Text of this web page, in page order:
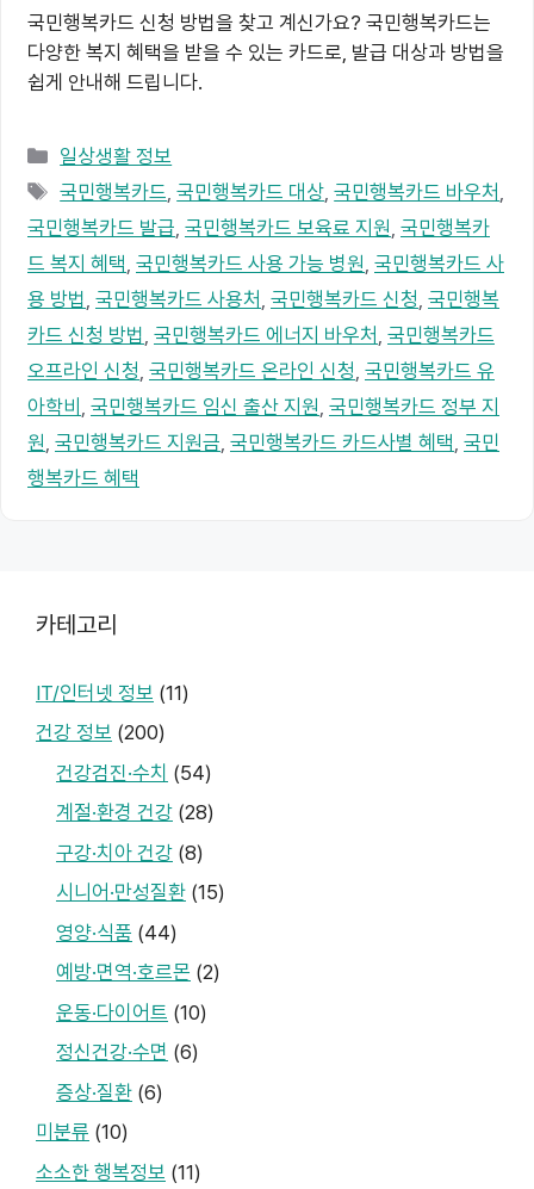
국민행복카드 신청 방법을 찾고 계신가요? 국민행복카드는
다양한 복지 혜택을 받을 수 있는 카드로, 발급 대상과 방법을
쉽게 안내해 드립니다.
카
테
리
일상생활 정보
태
그
국민행복카드 ,국민행복카드 대상 ,국민행복카드 바우처
국민행복카드 발급 국민행복카드 보육료 지원 국민행복카
드 복지 혜택 국민행복카드 사용 가능 병원 국민행복카드 사
용 방법 국민행복카드 사용처 국민행복카드 신청 국민행복
카드 신청 방법 국민행복카드 에너지 바우처 국민행복카드
오프라인 신청 국민행복카드 온라인 신청 국민행복카드 유
아학비 국민행복카드 임신 출산 지원 국민행복카드 정부 지
원 국민행복카드 지원금 국민행복카드 카드사별 혜택 국민
행복카드 혜택
카테고리
IT/인터넷 정보 (11)
건강 정보 (200)
건강검진·수치 (54)
계절·환경 건강 (28)
구강·치아 건강 (8)
시니어·만성질환 (15)
영양·식품 (44)
예방·면역·호르몬 (2)
운동·다이어트 (10)
정신건강·수면 (6)
증상·질환 (6)
미분류 (10)
소소한 행복정보 (11)